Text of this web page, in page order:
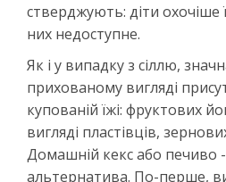
стверджують: діти охочіше
них недоступне.
Як і у випадку з сіллю,
прихованому вигляді
купованій їжі: фруктових
вигляді пластівців,
Домашній кекс або печиво
альтернатива. По-перше,